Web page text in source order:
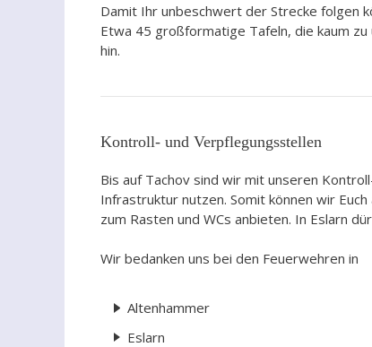
Damit Ihr unbeschwert der Strecke folgen
Etwa 45 großformatige Tafeln, die kaum
hin.
Kontroll- und Verpflegungsstellen
Bis auf Tachov sind wir mit unseren
Infrastruktur nutzen. Somit können wir
zum Rasten und WCs anbieten. In Eslarn
Wir bedanken uns bei den Feuerwehren in
Altenhammer
Eslarn